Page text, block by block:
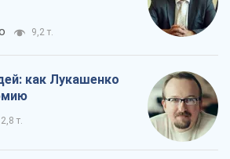
9,2 т.
как Лукашенко
2,8 т.